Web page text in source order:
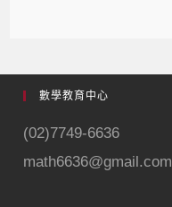
數學教育中心
(02)7749-6636
math6636@gmail.com